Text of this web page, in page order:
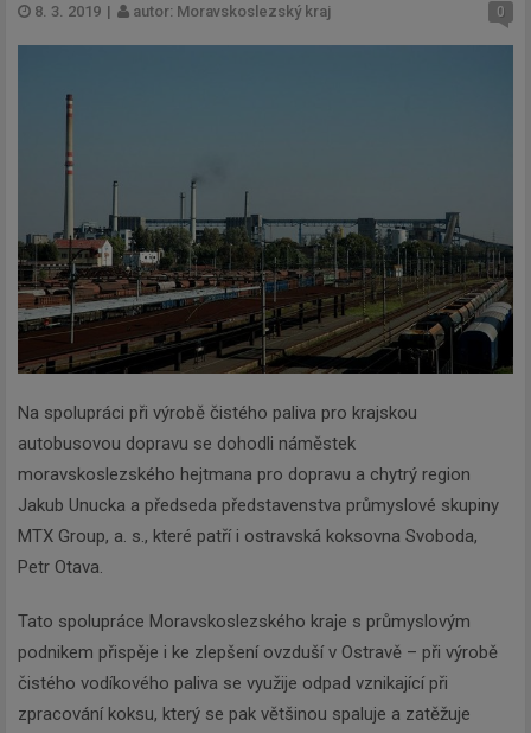
8. 3. 2019 | autor: Moravskoslezský kraj 0
Na spolupráci při výrobě čistého paliva pro krajskou
autobusovou dopravu se dohodli náměstek
moravskoslezského hejtmana pro dopravu a chytrý region
Jakub Unucka a předseda představenstva průmyslové skupiny
MTX Group, a. s., které patří i ostravská koksovna Svoboda,
Petr Otava.
Tato spolupráce Moravskoslezského kraje s průmyslovým
podnikem přispěje i ke zlepšení ovzduší v Ostravě – při výrobě
čistého vodíkového paliva se využije odpad vznikající při
zpracování koksu, který se pak většinou spaluje a zatěžuje